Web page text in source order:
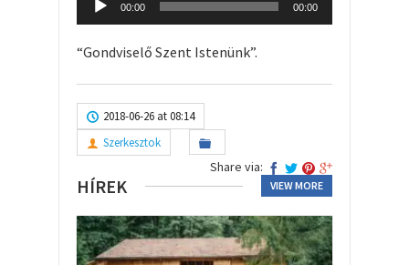
Player
00:00 00:00
“Gondviselő Szent Istenünk”.
2018-06-26 at 08:14
Szerkesztok
Share via:
HÍREK VIEW MORE